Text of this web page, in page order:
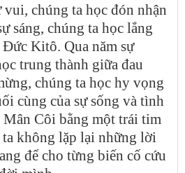
vui, chúng ta học đón nhận
sáng, chúng ta học lắng
Kitô. Qua năm sự
trung thành giữa đau
chúng ta học hy vọng
cùng của sự sống và tình
Côi bằng một trái tim
ta không lặp lại những lời
để cho từng biến cố cứu